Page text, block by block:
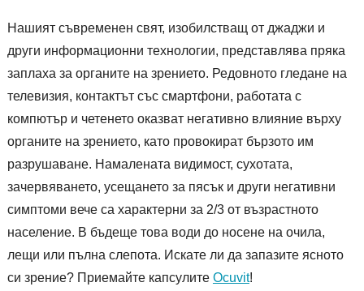
Нашият съвременен свят, изобилстващ от джаджи и
други информационни технологии, представлява пряка
заплаха за органите на зрението. Редовното гледане на
телевизия, контактът със смартфони, работата с
компютър и четенето оказват негативно влияние върху
органите на зрението, като провокират бързото им
разрушаване. Намалената видимост, сухотата,
зачервяването, усещането за пясък и други негативни
симптоми вече са характерни за 2/3 от възрастното
население. В бъдеще това води до носене на очила,
лещи или пълна слепота. Искате ли да запазите ясното
си зрение? Приемайте капсулите Ocuvit!